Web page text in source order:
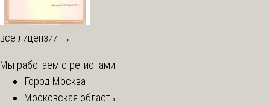
все лицензии →
Мы работаем с регионами
Город Москва
Московская область